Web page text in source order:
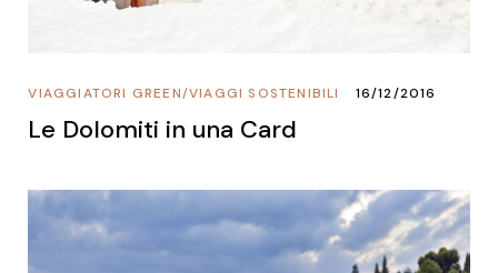
VIAGGI SOSTENIBILI
/
VIAGGIATORI GREEN 16/12/2016
Le Dolomiti in una Card